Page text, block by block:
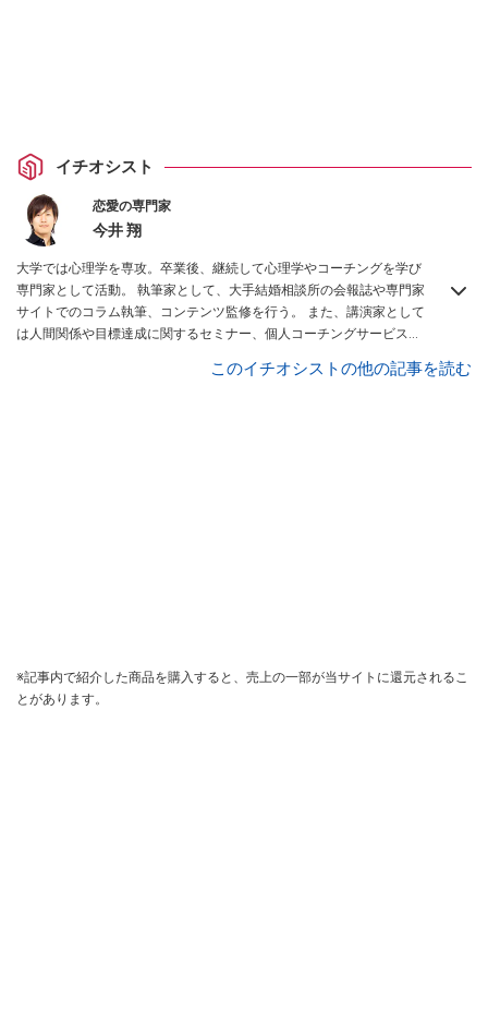
イチオシスト
恋愛の専門家
今井 翔
大学では心理学を専攻。卒業後、継続して心理学やコーチングを学び
専門家として活動。 執筆家として、大手結婚相談所の会報誌や専門家
サイトでのコラム執筆、コンテンツ監修を行う。 また、講演家として
は人間関係や目標達成に関するセミナー、個人コーチングサービスを
このイチオシストの他の記事を読む
※記事内で紹介した商品を購入すると、売上の一部が当サイトに還元されるこ
とがあります。